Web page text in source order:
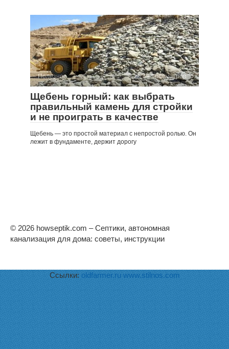
Полезное 49 просмотров
Щебень горный: как выбрать
правильный камень для стройки
и не проиграть в качестве
Щебень — это простой материал с непростой ролью. Он
лежит в фундаменте, держит дорогу
© 2026 howseptik.com – Септики, автономная
канализация для дома: советы, инструкции
Ссылки: oldfarmer.ru www.stilnos.com